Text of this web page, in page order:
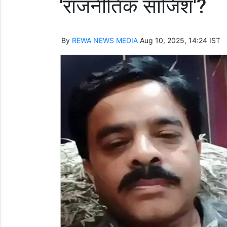
'राजनीतिक साजिश'?
By REWA NEWS MEDIA Aug 10, 2025, 14:24 IST